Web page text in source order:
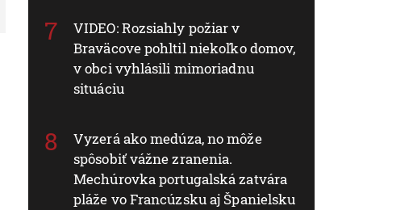
VIDEO: Rozsiahly požiar v
Braväcove pohltil niekoľko domov,
v obci vyhlásili mimoriadnu
situáciu
Vyzerá ako medúza, no môže
spôsobiť vážne zranenia.
Mechúrovka portugalská zatvára
pláže vo Francúzsku aj Španielsku